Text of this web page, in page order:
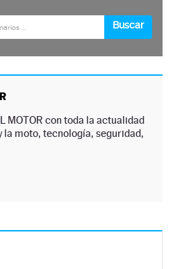
MOTOR con toda la actualidad
la moto, tecnología, seguridad,